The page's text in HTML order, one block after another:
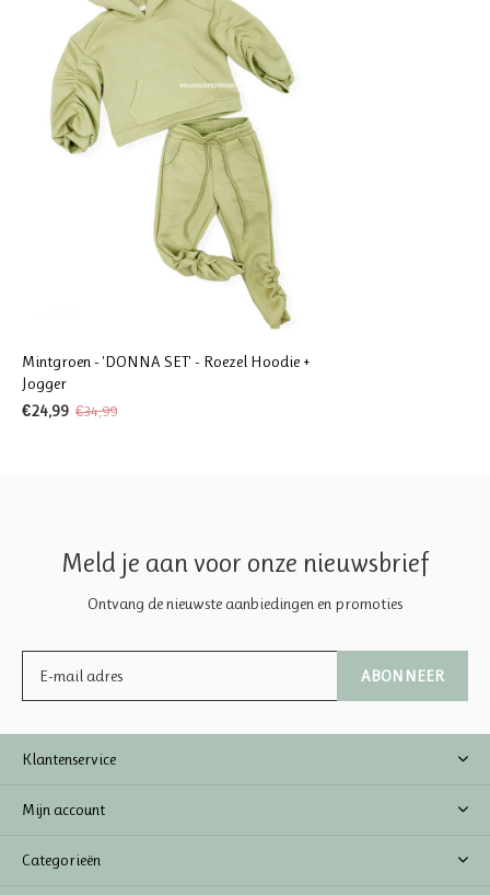
Mintgroen - 'DONNA SET' - Roezel Hoodie +
Jogger
€24,99 €34,99
Meld je aan voor onze nieuwsbrief
Ontvang de nieuwste aanbiedingen en promoties
ABONNEER
Klantenservice
Mijn account
Categorieën